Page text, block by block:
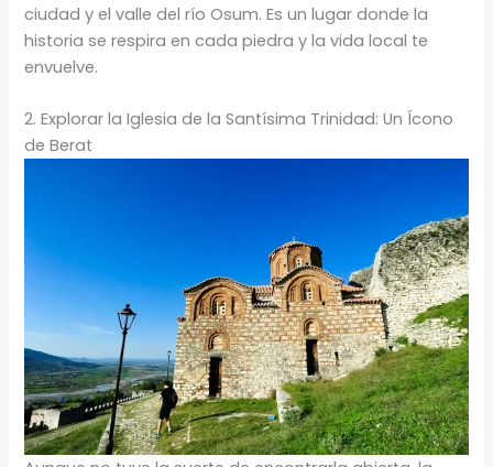
ciudad y el valle del río Osum. Es un lugar donde la
historia se respira en cada piedra y la vida local te
envuelve.
2. Explorar la Iglesia de la Santísima Trinidad: Un Ícono
de Berat